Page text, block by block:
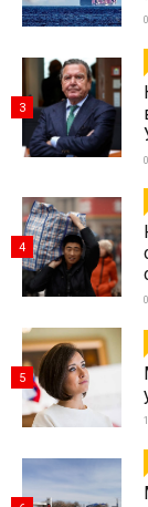
3
4
5